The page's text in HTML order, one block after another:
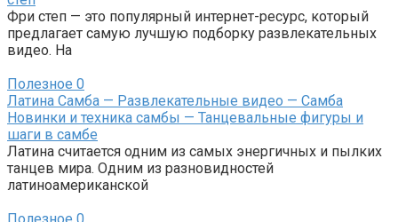
Фри степ — это популярный интернет-ресурс, который
предлагает самую лучшую подборку развлекательных
видео. На
Полезное 0
Латина Самба — Развлекательные видео — Самба
Новинки и техника самбы — Танцевальные фигуры и
шаги в самбе
Латина считается одним из самых энергичных и пылких
танцев мира. Одним из разновидностей
латиноамериканской